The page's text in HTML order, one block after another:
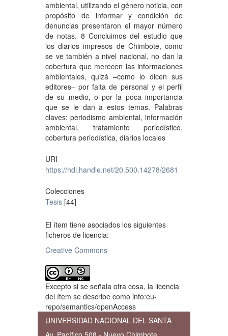
ambiental, utilizando el género noticia, con
propósito de informar y condición de
denuncias presentaron el mayor número
de notas. 8 Concluimos del estudio que
los diarios impresos de Chimbote, como
se ve también a nivel nacional, no dan la
cobertura que merecen las informaciones
ambientales, quizá –como lo dicen sus
editores– por falta de personal y el perfil
de su medio, o por la poca importancia
que se le dan a estos temas. Palabras
claves: periodismo ambiental, información
ambiental, tratamiento periodístico,
cobertura periodística, diarios locales
URI
https://hdl.handle.net/20.500.14278/2681
Colecciones
Tesis [44]
El ítem tiene asociados los siguientes
ficheros de licencia:
Creative Commons
Excepto si se señala otra cosa, la licencia
del ítem se describe como info:eu-
repo/semantics/openAccess
UNIVERSIDAD NACIONAL DEL SANTA